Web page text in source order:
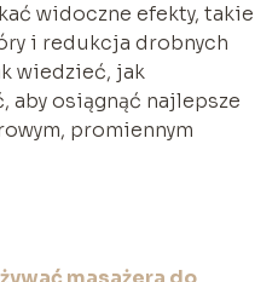
widoczne efekty, takie
i redukcja drobnych
wiedzieć, jak
aby osiągnąć najlepsze
promiennym